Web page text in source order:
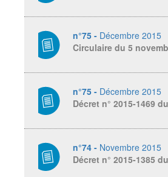
n°75 - Décembre 2015
Circulaire du 5
n°75 - Décembre 2015
Décret n° 2015-1469
n°74 - Novembre 2015
Décret n° 2015-1385